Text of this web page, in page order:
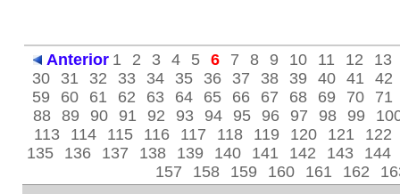
Anterior 1 2 3 4 5 6 7 8 9 10 11 12
13
30
31 32 33 34 35 36 37 38 39 40 41
42
59
60 61 62 63 64 65 66 67 68 69 70
71
88 89 90 91 92 93 94 95 96 97 98 99
113
114 115 116 117 118 119 120 121
122
135
136 137 138 139 140 141 142 143
144
157
158 159 160 161 162